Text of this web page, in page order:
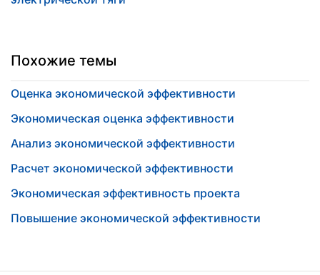
Похожие темы
Оценка экономической эффективности
Экономическая оценка эффективности
Анализ экономической эффективности
Расчет экономической эффективности
Экономическая эффективность проекта
Повышение экономической эффективности